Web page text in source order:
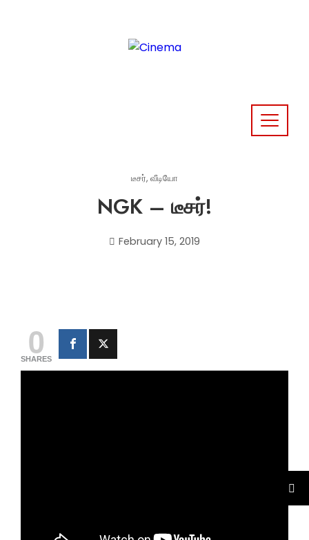
டீசர், வீடியோ
NGK – டீசர்!
February 15, 2019
0
SHARES